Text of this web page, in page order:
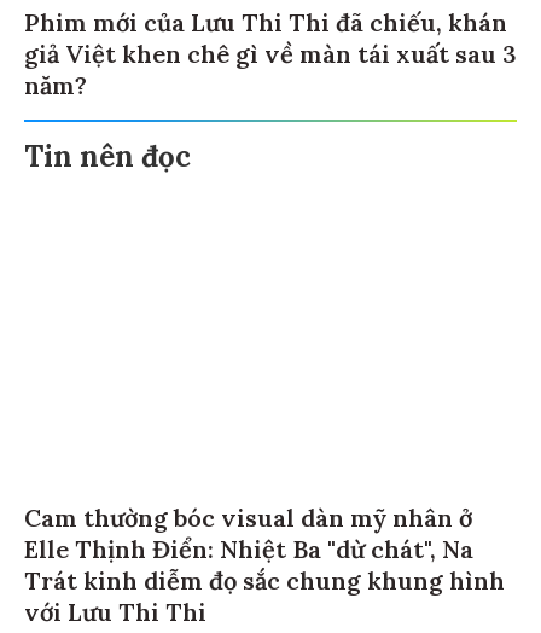
Phim mới của Lưu Thi Thi đã chiếu, khán
giả Việt khen chê gì về màn tái xuất sau 3
năm?
Tin nên đọc
Cam thường bóc visual dàn mỹ nhân ở
Elle Thịnh Điển: Nhiệt Ba "dừ chát", Na
Trát kinh diễm đọ sắc chung khung hình
với Lưu Thi Thi